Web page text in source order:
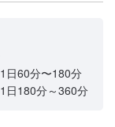
日60分〜180分
日180分～360分